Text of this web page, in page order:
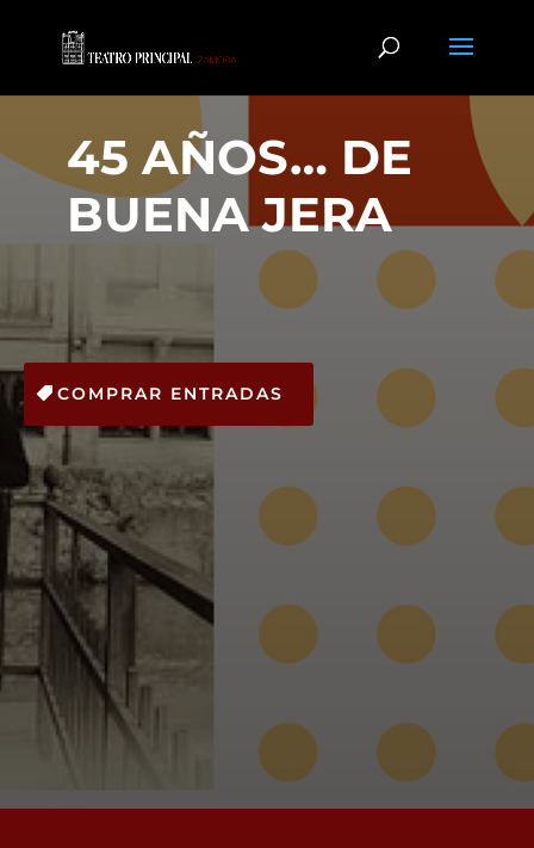
45 AÑOS… DE
BUENA JERA
COMPRAR ENTRADAS